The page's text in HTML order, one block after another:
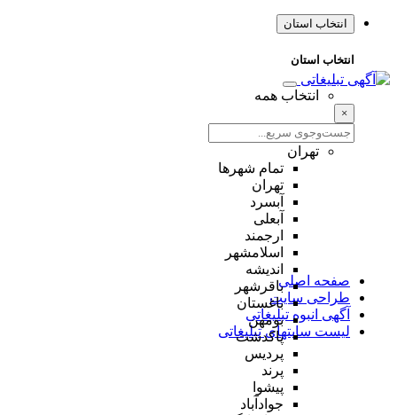
انتخاب استان
انتخاب استان
انتخاب همه
×
تهران
تمام شهر‌ها
تهران
آبسرد
آبعلی
ارجمند
اسلامشهر
اندیشه
باقرشهر
باغستان
بومهن
پاکدشت
پردیس
پرند
پیشوا
جوادآباد
صفحه اصلی
طراحی سایت
آگهی انبوه تبلیغاتی
لیست سایتهای تبلیغاتی